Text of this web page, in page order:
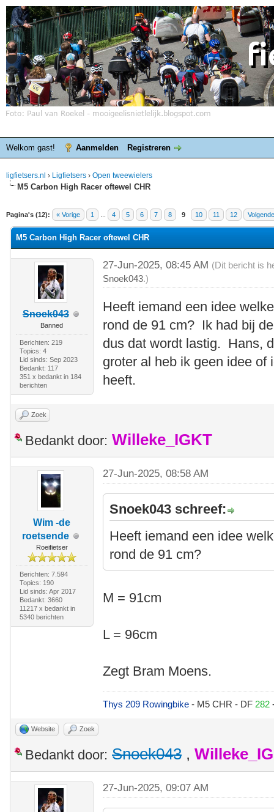
Welkom gast! Aanmelden Registreren
ligfietsers.nl › Ligfietsers › Open tweewielers
M5 Carbon High Racer oftewel CHR
Pagina's (12): « Vorige 1 4 5 6 7 8 9 10 11 12
waardering is 0
M5 Carbon High Racer oftewel CHR
Snoek043
Banned
Berichten: 219
Topics: 4
Lid sinds: Sep 2023
Bedankt: 117
351 x bedankt in 184
berichten
27-Jun-2025, 08:45 AM (Dit bericht is
Snoek043.)
Heeft iemand een idee
rond de 91 cm? Ik had bij
dus dat wordt lastig. Hans,
groter al heb ik geen idee of
heeft.
Zoek
Bedankt door: Willeke_IGKT
Wim -de
roetsende
Roeifietser
Berichten: 7.594
Topics: 190
Lid sinds: Apr 2017
Bedankt: 3660
11217 x bedankt in
5340 berichten
27-Jun-2025, 08:58 AM
Snoek043 schreef:
Heeft iemand een idee
rond de 91 cm?
M = 91cm
L = 96cm
Zegt Bram Moens.
Thys 209 Rowingbike- M5 CHR - DF 282
Website Zoek
Bedankt door: Snoek043 ,
27-Jun-2025, 09:07 AM